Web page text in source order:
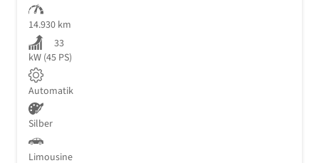
14.930 km
33
kW (45 PS)
Automatik
Silber
Limousine